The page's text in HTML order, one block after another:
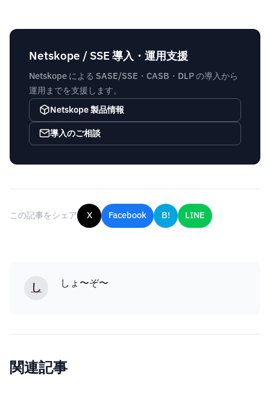
Netskope / SSE 導入・運用支援
Netskope による SASE/SSE・CASB・DLP の導入から
運用までを支援します。
Netskope 製品情報
導入のご相談
この記事をシェア X Facebook B! LINE
し しょ〜ぞ〜
関連記事